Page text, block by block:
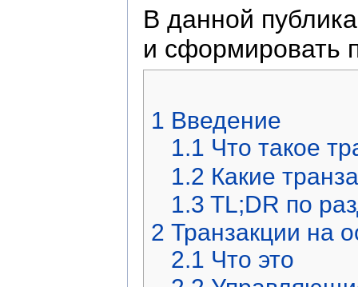
В данной
и сформировать
1 Введение
1.1 Что такое
1.2 Какие
1.3 TL;DR по
2 Транзакции на
2.1 Что это